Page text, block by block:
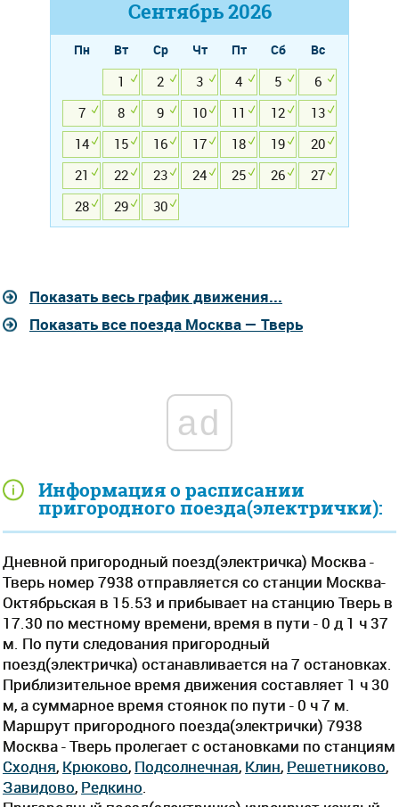
Информация о расписании
пригородного поезда(электрички):
Дневной пригородный поезд(электричка) Москва -
Тверь номер 7938 отправляется со станции Москва-
Октябрьская в 15.53 и прибывает на станцию Тверь в
17.30 по местному времени, время в пути - 0 д 1 ч 37
м. По пути следования пригородный
поезд(электричка) останавливается на 7 остановках.
Приблизительное время движения составляет 1 ч 30
м, а суммарное время стоянок по пути - 0 ч 7 м.
Маршрут пригородного поезда(электрички) 7938
Москва - Тверь пролегает c остановками по станциям
Сходня, Крюково, Подсолнечная, Клин, Решетниково,
Завидово, Редкино
Сентябрь2026
Пн Вт Ср Чт Пт Сб
Вс
1
2 3 4 5
6
7
8 9 10 11 12
13
14
15 16 17 18 19
20
21
22 23 24 25 26
27
28
29 30
Показать весь график движения...
Показать все поезда Москва — Тверь
ad